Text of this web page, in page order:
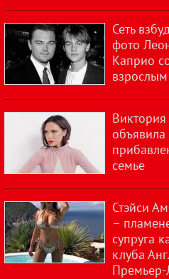
Сеть
фото
Каприо
объявила
семье
Стэйси
–
супруга
клуба
Премьер-